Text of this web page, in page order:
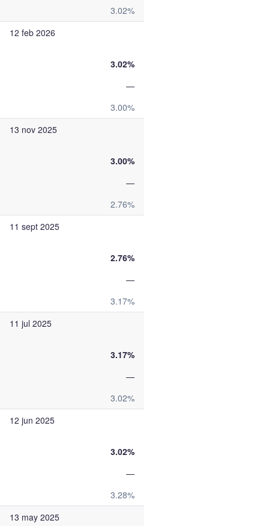
3.02%
12 feb 2026
3.02%
—
3.00%
13 nov 2025
3.00%
—
2.76%
11 sept 2025
2.76%
—
3.17%
11 jul 2025
3.17%
—
3.02%
12 jun 2025
3.02%
—
3.28%
13 may 2025